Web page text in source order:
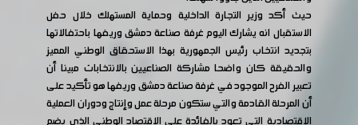
حيث أكد وزير التجارة الداخلية وحماية المستهلك خلال حفل
الاستقبال انه يشارك اليوم غرفة صناعة دمشق وريفها باحتفالاتها
بتجديد انتخاب رئيس الجمهورية بهذا الاستحقاق الوطني المميز
والحقيقة كان واضحا مشاركة الصناعيين بالانتخابات مبينا أن
تعبير الفرح الموجود في غرفة صناعة دمشق وريفها هو تأكيد على
أن المرحلة القادمة والتي ستكون مرحلة عمل وإنتاج ودوران العملية